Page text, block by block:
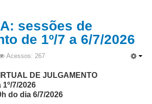
sessões de
de 1º/7 a 6/7/2026
Acessos: 267
DE JULGAMENTO
7/2026
do dia 6/7/2026